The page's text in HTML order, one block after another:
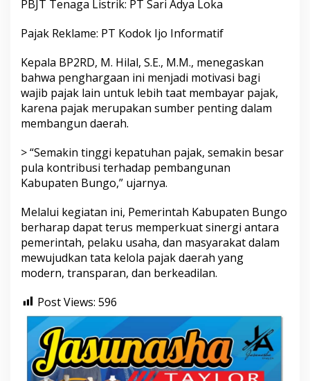
PBJT Tenaga Listrik: PT Sari Adya Loka
Pajak Reklame: PT Kodok Ijo Informatif
Kepala BP2RD, M. Hilal, S.E., M.M., menegaskan
bahwa penghargaan ini menjadi motivasi bagi
wajib pajak lain untuk lebih taat membayar pajak,
karena pajak merupakan sumber penting dalam
membangun daerah.
> “Semakin tinggi kepatuhan pajak, semakin besar
pula kontribusi terhadap pembangunan
Kabupaten Bungo,” ujarnya.
Melalui kegiatan ini, Pemerintah Kabupaten Bungo
berharap dapat terus memperkuat sinergi antara
pemerintah, pelaku usaha, dan masyarakat dalam
mewujudkan tata kelola pajak daerah yang
modern, transparan, dan berkeadilan.
Post Views: 596